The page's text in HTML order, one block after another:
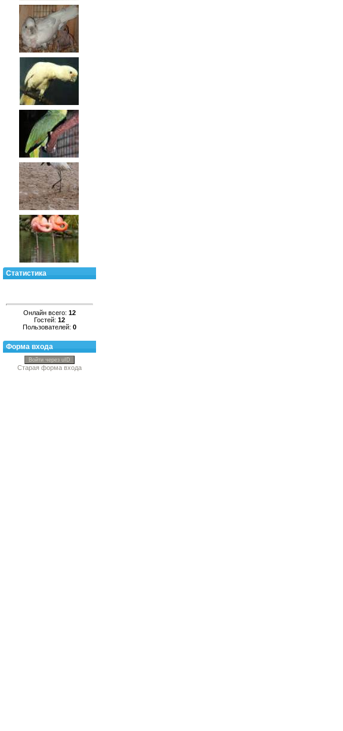
Статистика
Онлайн всего: 12
Гостей: 12
Пользователей: 0
Форма входа
Войти через uID
Старая форма входа